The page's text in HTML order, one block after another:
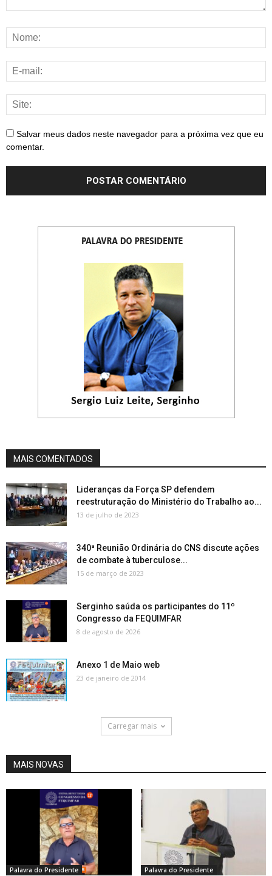
Salvar meus dados neste navegador para a próxima vez que eu
comentar.
MAIS COMENTADOS
Lideranças da Força SP defendem
reestruturação do Ministério do Trabalho ao...
13 de julho de 2023
340ª Reunião Ordinária do CNS discute ações
de combate à tuberculose...
15 de março de 2023
Serginho saúda os participantes do 11º
Congresso da FEQUIMFAR
8 de agosto de 2026
Anexo 1 de Maio web
23 de janeiro de 2014
Carregar mais
MAIS NOVAS
Palavra do Presidente Palavra do Presidente